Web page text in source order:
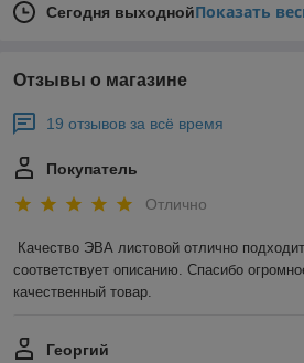
Сегодня выходнойПоказать
Отзывы о магазине
19 отзывов за всё время
Покупатель
Отлично
Качество ЭВА листовой отлично
соответствует описанию. Спасибо
качественный товар.
Георгий